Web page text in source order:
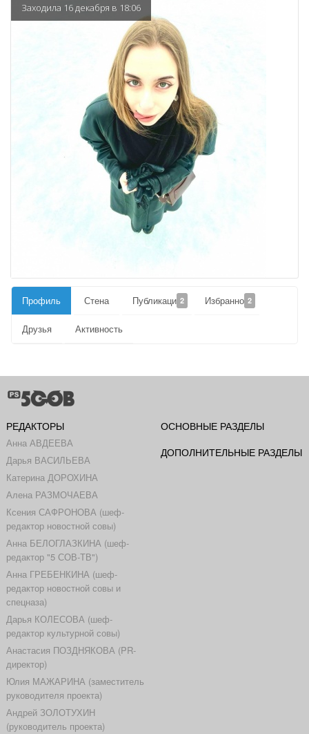
Заходила 16 декабря в 18:06
Профиль Стена Публикации2 Избранное2
Друзья Активность
РЕДАКТОРЫ
Анна АВДЕЕВА
Дарья ВАСИЛЬЕВА
Катерина ДОРОХИНА
Алена РАЗМОЧАЕВА
Ксения САФРОНОВА (шеф-
редактор новостной совы)
Анна БЕЛОГЛАЗКИНА (шеф-
редактор "5 СОВ-ТВ")
Анна ГРЕБЕНКИНА (шеф-
редактор новостной совы и
спецназа)
Дарья КОЛЕСОВА (шеф-
редактор культурной совы)
Анастасия ПОЗДНЯКОВА (PR-
директор)
Юлия МАЖАРИНА (заместитель
руководителя проекта)
Андрей ЗОЛОТУХИН
(руководитель проекта)
ОСНОВНЫЕ РАЗДЕЛЫ
ДОПОЛНИТЕЛЬНЫЕ РАЗДЕЛЫ